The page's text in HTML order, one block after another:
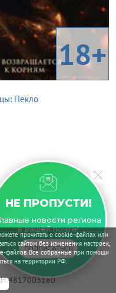
прочитать о cookie-файлах или
сайтом без изменения настроек,
файлов. Все собранные при помощи
на территории РФ.
18+
Пекло
4817003180
НЕ ПРОПУСТИ!
новости региона
в вашей почте!
ПОДПИСАТЬСЯ